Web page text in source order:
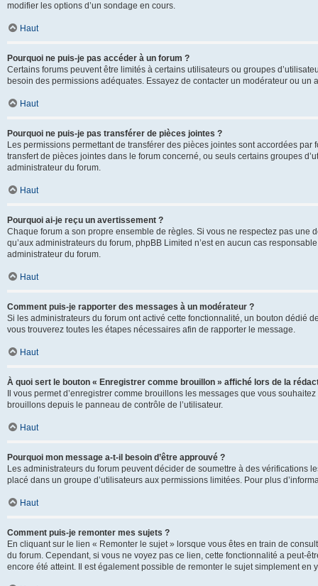
modifier les options d’un sondage en cours.
Haut
Pourquoi ne puis-je pas accéder à un forum ?
Certains forums peuvent être limités à certains utilisateurs ou groupes
besoin des permissions adéquates. Essayez de contacter un modérateur ou
Haut
Pourquoi ne puis-je pas transférer de pièces jointes ?
Les permissions permettant de transférer des pièces jointes sont accordées
transfert de pièces jointes dans le forum concerné, ou seuls certains groupes
administrateur du forum.
Haut
Pourquoi ai-je reçu un avertissement ?
Chaque forum a son propre ensemble de règles. Si vous ne respectez pas une
qu’aux administrateurs du forum, phpBB Limited n’est en aucun cas
administrateur du forum.
Haut
Comment puis-je rapporter des messages à un modérateur ?
Si les administrateurs du forum ont activé cette fonctionnalité, un bouton dédié
vous trouverez toutes les étapes nécessaires afin de rapporter le message.
Haut
À quoi sert le bouton « Enregistrer comme brouillon » affiché lors de la
Il vous permet d’enregistrer comme brouillons les messages que vous
brouillons depuis le panneau de contrôle de l’utilisateur.
Haut
Pourquoi mon message a-t-il besoin d’être approuvé ?
Les administrateurs du forum peuvent décider de soumettre à des vérifications
placé dans un groupe d’utilisateurs aux permissions limitées. Pour plus
Haut
Comment puis-je remonter mes sujets ?
En cliquant sur le lien « Remonter le sujet » lorsque vous êtes en train de
du forum. Cependant, si vous ne voyez pas ce lien, cette fonctionnalité a peut-
encore été atteint. Il est également possible de remonter le sujet simplement